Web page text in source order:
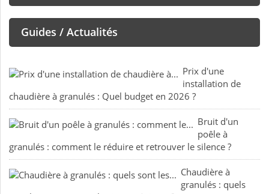
Guides / Actualités
Prix d'une
installation de
chaudière à granulés : Quel budget en 2026 ?
Bruit d'un
poêle à
granulés : comment le réduire et retrouver le silence ?
Chaudière à
granulés : quels